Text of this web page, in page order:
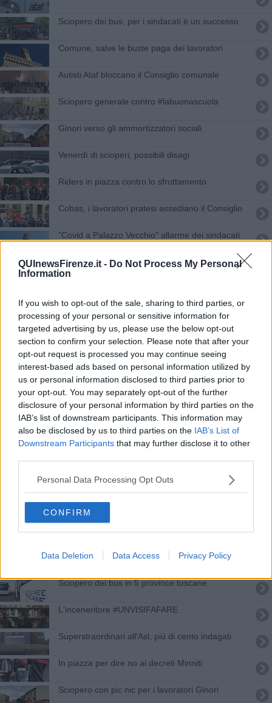
QUInewsFirenze.it - Do Not Process My Personal
Information
If you wish to opt-out of the sale, sharing to third parties, or
processing of your personal or sensitive information for
targeted advertising by us, please use the below opt-out
section to confirm your selection. Please note that after your
opt-out request is processed you may continue seeing
interest-based ads based on personal information utilized by
us or personal information disclosed to third parties prior to
your opt-out. You may separately opt-out of the further
disclosure of your personal information by third parties on the
IAB’s list of downstream participants. This information may
also be disclosed by us to third parties on the IAB’s List of
Downstream Participants that may further disclose it to other
Personal Data Processing Opt Outs
CONFIRM
Data Deletion Data Access Privacy Policy
Sciopero dei bus, per i sindacati è un successo
Comune, salve le buste paga dei lavoratori
Autisti Ataf bloccano il Consiglio comunale
Sciopero generale contro #labuonascuola
Ginori verso gli ammortizzatori sociali
Venerdì di scioperi, possibili disagi
Riders in piazza contro lo sfruttamento
Cobas, i lavoratori pratesi assediano il Consiglio
"Covid a Palazzo Vecchio" allarme dei sindacati
Sfratti, inquilini: "L'Ufficio Casa non risponde"
Covid e scioperi, venerdì nero per bus e tram
Lavoratori incatenati ai cancelli del magazzino
Sciopero in vista, bus a rischio per 24 ore
Sciopero dei bus, alta adesione per i sindacati
Sciopero, bus e tram si fermano 24 ore
Vigilia di sciopero, così si fermano i trasporti
Trasporto pubblico, l'ora dello sciopero
8 Marzo di sciopero, chi si ferma dalla scuola alla
sanità
Il giorno dello sciopero, orari e servizi garantiti
Sciopero dei bus in 5 province toscane
L'inceneritore #UNVISIFAFARE
Superstraordinari all'Asl, più di cento indagati
In piazza per dire no ai decreti Minniti
Sciopero con pic nic per i lavoratori Ginori